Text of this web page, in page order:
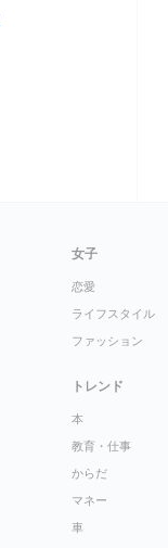
女子
恋愛
ライフスタイル
ファッション
トレンド
本
教育・仕事
からだ
マネー
車